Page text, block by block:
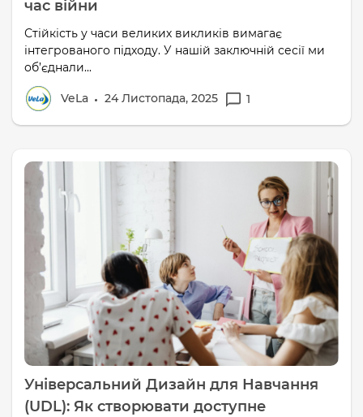
час війни
Стійкість у часи великих викликів вимагає
інтегрованого підходу. У нашій заключній сесії ми
об’єднали...
VeLa 24 Листопада, 2025 1
Універсальний Дизайн для Навчання
(UDL): Як створювати доступне